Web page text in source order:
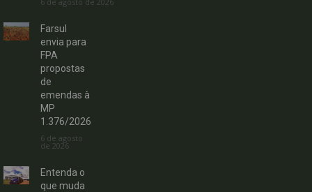
Farsul
envia para
FPA
propostas
de
emendas à
MP
1.376/2026
6 de agosto
de 2026
Entenda o
que muda